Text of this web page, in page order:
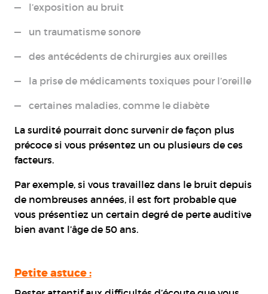
l’exposition au bruit
un traumatisme sonore
des antécédents de chirurgies aux oreilles
la prise de médicaments toxiques pour l’oreille
certaines maladies, comme le diabète
La surdité pourrait donc survenir de façon plus
précoce si vous présentez un ou plusieurs de ces
facteurs.
Par exemple, si vous travaillez dans le bruit depuis
de nombreuses années, il est fort probable que
vous présentiez un certain degré de perte auditive
bien avant l’âge de 50 ans.
Petite astuce :